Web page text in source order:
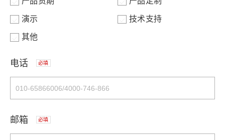
演示 技术支持
其他
电话 必填
邮箱 必填